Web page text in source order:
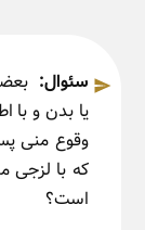
سئوال:
یا بدن و با
وقوع منی
که با لزجی
است؟